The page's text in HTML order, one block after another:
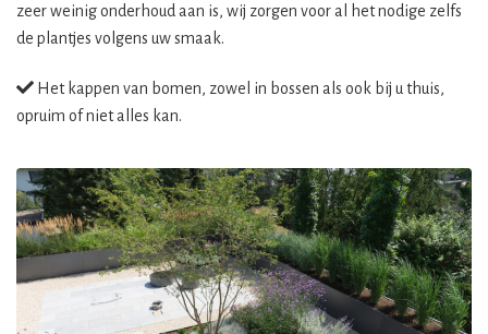
zeer weinig onderhoud aan is, wij zorgen voor al het nodige zelfs
de plantjes volgens uw smaak.
Het kappen van bomen, zowel in bossen als ook bij u thuis,
opruim of niet alles kan.